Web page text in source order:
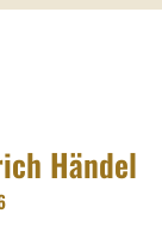
Händel